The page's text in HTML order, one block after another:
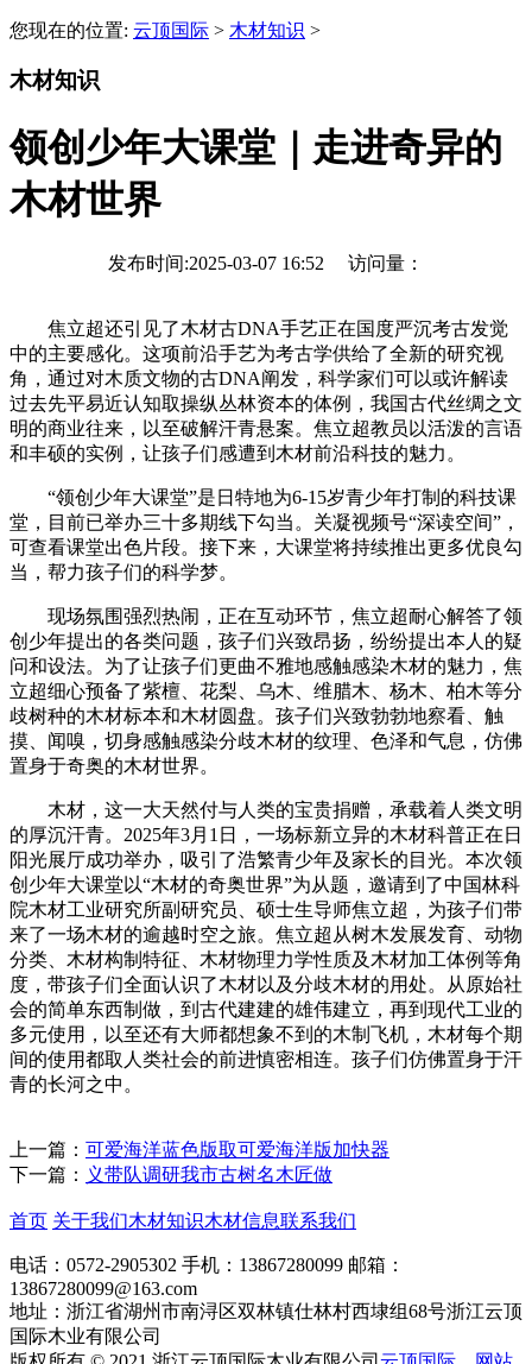
您现在的位置: 云顶国际 > 木材知识 >
木材知识
领创少年大课堂｜走进奇异的
木材世界
发布时间:2025-03-07 16:52 访问量：
焦立超还引见了木材古DNA手艺正在国度严沉考古发觉
中的主要感化。这项前沿手艺为考古学供给了全新的研究视
角，通过对木质文物的古DNA阐发，科学家们可以或许解读
过去先平易近认知取操纵丛林资本的体例，我国古代丝绸之文
明的商业往来，以至破解汗青悬案。焦立超教员以活泼的言语
和丰硕的实例，让孩子们感遭到木材前沿科技的魅力。
“领创少年大课堂”是日特地为6-15岁青少年打制的科技课
堂，目前已举办三十多期线下勾当。关凝视频号“深读空间”，
可查看课堂出色片段。接下来，大课堂将持续推出更多优良勾
当，帮力孩子们的科学梦。
现场氛围强烈热闹，正在互动环节，焦立超耐心解答了领
创少年提出的各类问题，孩子们兴致昂扬，纷纷提出本人的疑
问和设法。为了让孩子们更曲不雅地感触感染木材的魅力，焦
立超细心预备了紫檀、花梨、乌木、维腊木、杨木、柏木等分
歧树种的木材标本和木材圆盘。孩子们兴致勃勃地察看、触
摸、闻嗅，切身感触感染分歧木材的纹理、色泽和气息，仿佛
置身于奇奥的木材世界。
木材，这一大天然付与人类的宝贵捐赠，承载着人类文明
的厚沉汗青。2025年3月1日，一场标新立异的木材科普正在日
阳光展厅成功举办，吸引了浩繁青少年及家长的目光。本次领
创少年大课堂以“木材的奇奥世界”为从题，邀请到了中国林科
院木材工业研究所副研究员、硕士生导师焦立超，为孩子们带
来了一场木材的逾越时空之旅。焦立超从树木发展发育、动物
分类、木材构制特征、木材物理力学性质及木材加工体例等角
度，带孩子们全面认识了木材以及分歧木材的用处。从原始社
会的简单东西制做，到古代建建的雄伟建立，再到现代工业的
多元使用，以至还有大师都想象不到的木制飞机，木材每个期
间的使用都取人类社会的前进慎密相连。孩子们仿佛置身于汗
青的长河之中。
上一篇： 可爱海洋蓝色版取可爱海洋版加快器
下一篇： 义带队调研我市古树名木匠做
首页 关于我们木材知识木材信息联系我们
电话：0572-2905302 手机：13867280099 邮箱：
13867280099@163.com
地址：浙江省湖州市南浔区双林镇仕林村西埭组68号浙江云顶
国际木业有限公司